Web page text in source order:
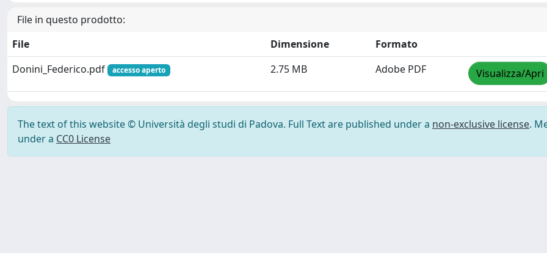
File in questo prodotto:
File
Dimensione
Formato
Donini_Federico.pdf
accesso aperto 2.75 MB Adobe PDF Visualizza/Apri
The text of this website © Università degli studi di Padova. Full Text are published under a non-exclusive license.
under a CC0 License